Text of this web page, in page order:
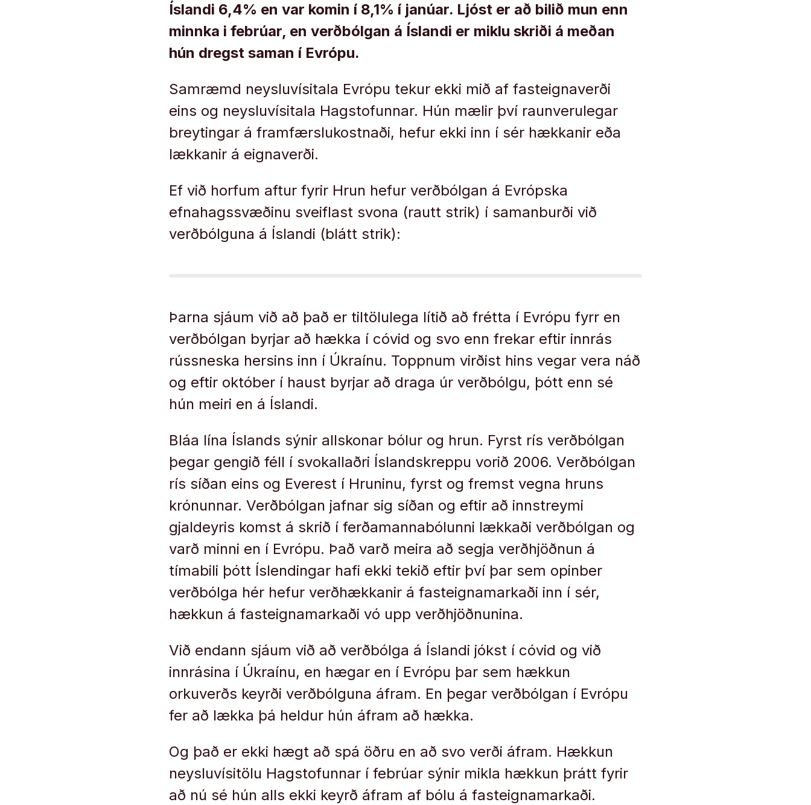
Íslandi 6,4% en var komin í 8,1% í janúar. Ljóst er að bilið mun enn
minnka i febrúar, en verðbólgan á Íslandi er miklu skriði á meðan
hún dregst saman í Evrópu.
Samræmd neysluvísitala Evrópu tekur ekki mið af fasteignaverði
eins og neysluvísitala Hagstofunnar. Hún mælir því raunverulegar
breytingar á framfærslukostnaði, hefur ekki inn í sér hækkanir eða
lækkanir á eignaverði.
Ef við horfum aftur fyrir Hrun hefur verðbólgan á Evrópska
efnahagssvæðinu sveiflast svona (rautt strik) í samanburði við
verðbólguna á Íslandi (blátt strik):
Þarna sjáum við að það er tiltölulega lítið að frétta í Evrópu fyrr en
verðbólgan byrjar að hækka í cóvid og svo enn frekar eftir innrás
rússneska hersins inn í Úkraínu. Toppnum virðist hins vegar vera náð
og eftir október í haust byrjar að draga úr verðbólgu, þótt enn sé
hún meiri en á Íslandi.
Bláa lína Íslands sýnir allskonar bólur og hrun. Fyrst rís verðbólgan
þegar gengið féll í svokallaðri Íslandskreppu vorið 2006. Verðbólgan
rís síðan eins og Everest í Hruninu, fyrst og fremst vegna hruns
krónunnar. Verðbólgan jafnar sig síðan og eftir að innstreymi
gjaldeyris komst á skrið í ferðamannabólunni lækkaði verðbólgan og
varð minni en í Evrópu. Það varð meira að segja verðhjöðnun á
tímabili þótt Íslendingar hafi ekki tekið eftir því þar sem opinber
verðbólga hér hefur verðhækkanir á fasteignamarkaði inn í sér,
hækkun á fasteignamarkaði vó upp verðhjöðnunina.
Við endann sjáum við að verðbólga á Íslandi jókst í cóvid og við
innrásina í Úkraínu, en hægar en í Evrópu þar sem hækkun
orkuverðs keyrði verðbólguna áfram. En þegar verðbólgan í Evrópu
fer að lækka þá heldur hún áfram að hækka.
Og það er ekki hægt að spá öðru en að svo verði áfram. Hækkun
neysluvísitölu Hagstofunnar í febrúar sýnir mikla hækkun þrátt fyrir
að nú sé hún alls ekki keyrð áfram af bólu á fasteignamarkaði.